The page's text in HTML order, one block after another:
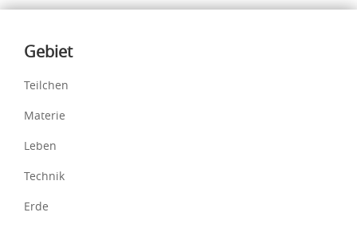
Inhalte
Gebiet
Teilchen
Materie
Leben
Technik
Erde